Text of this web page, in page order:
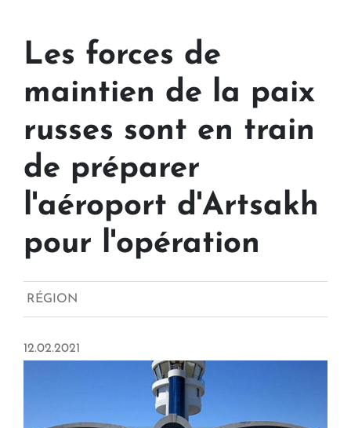
Les forces de
maintien de la paix
russes sont en train
de préparer
l'aéroport d'Artsakh
pour l'opération
RÉGION
12.02.2021